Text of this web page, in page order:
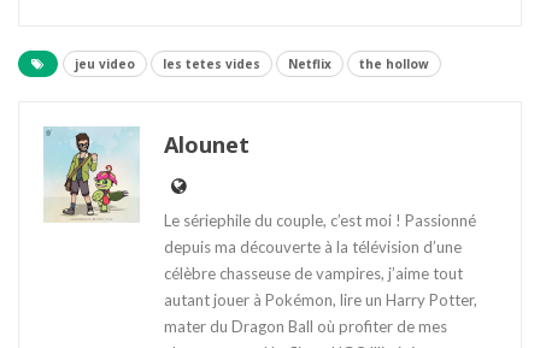
jeu video les tetes vides Netflix the hollow
Alounet
Le sériephile du couple, c’est moi ! Passionné
depuis ma découverte à la télévision d’une
célèbre chasseuse de vampires, j’aime tout
autant jouer à Pokémon, lire un Harry Potter,
mater du Dragon Ball où profiter de mes